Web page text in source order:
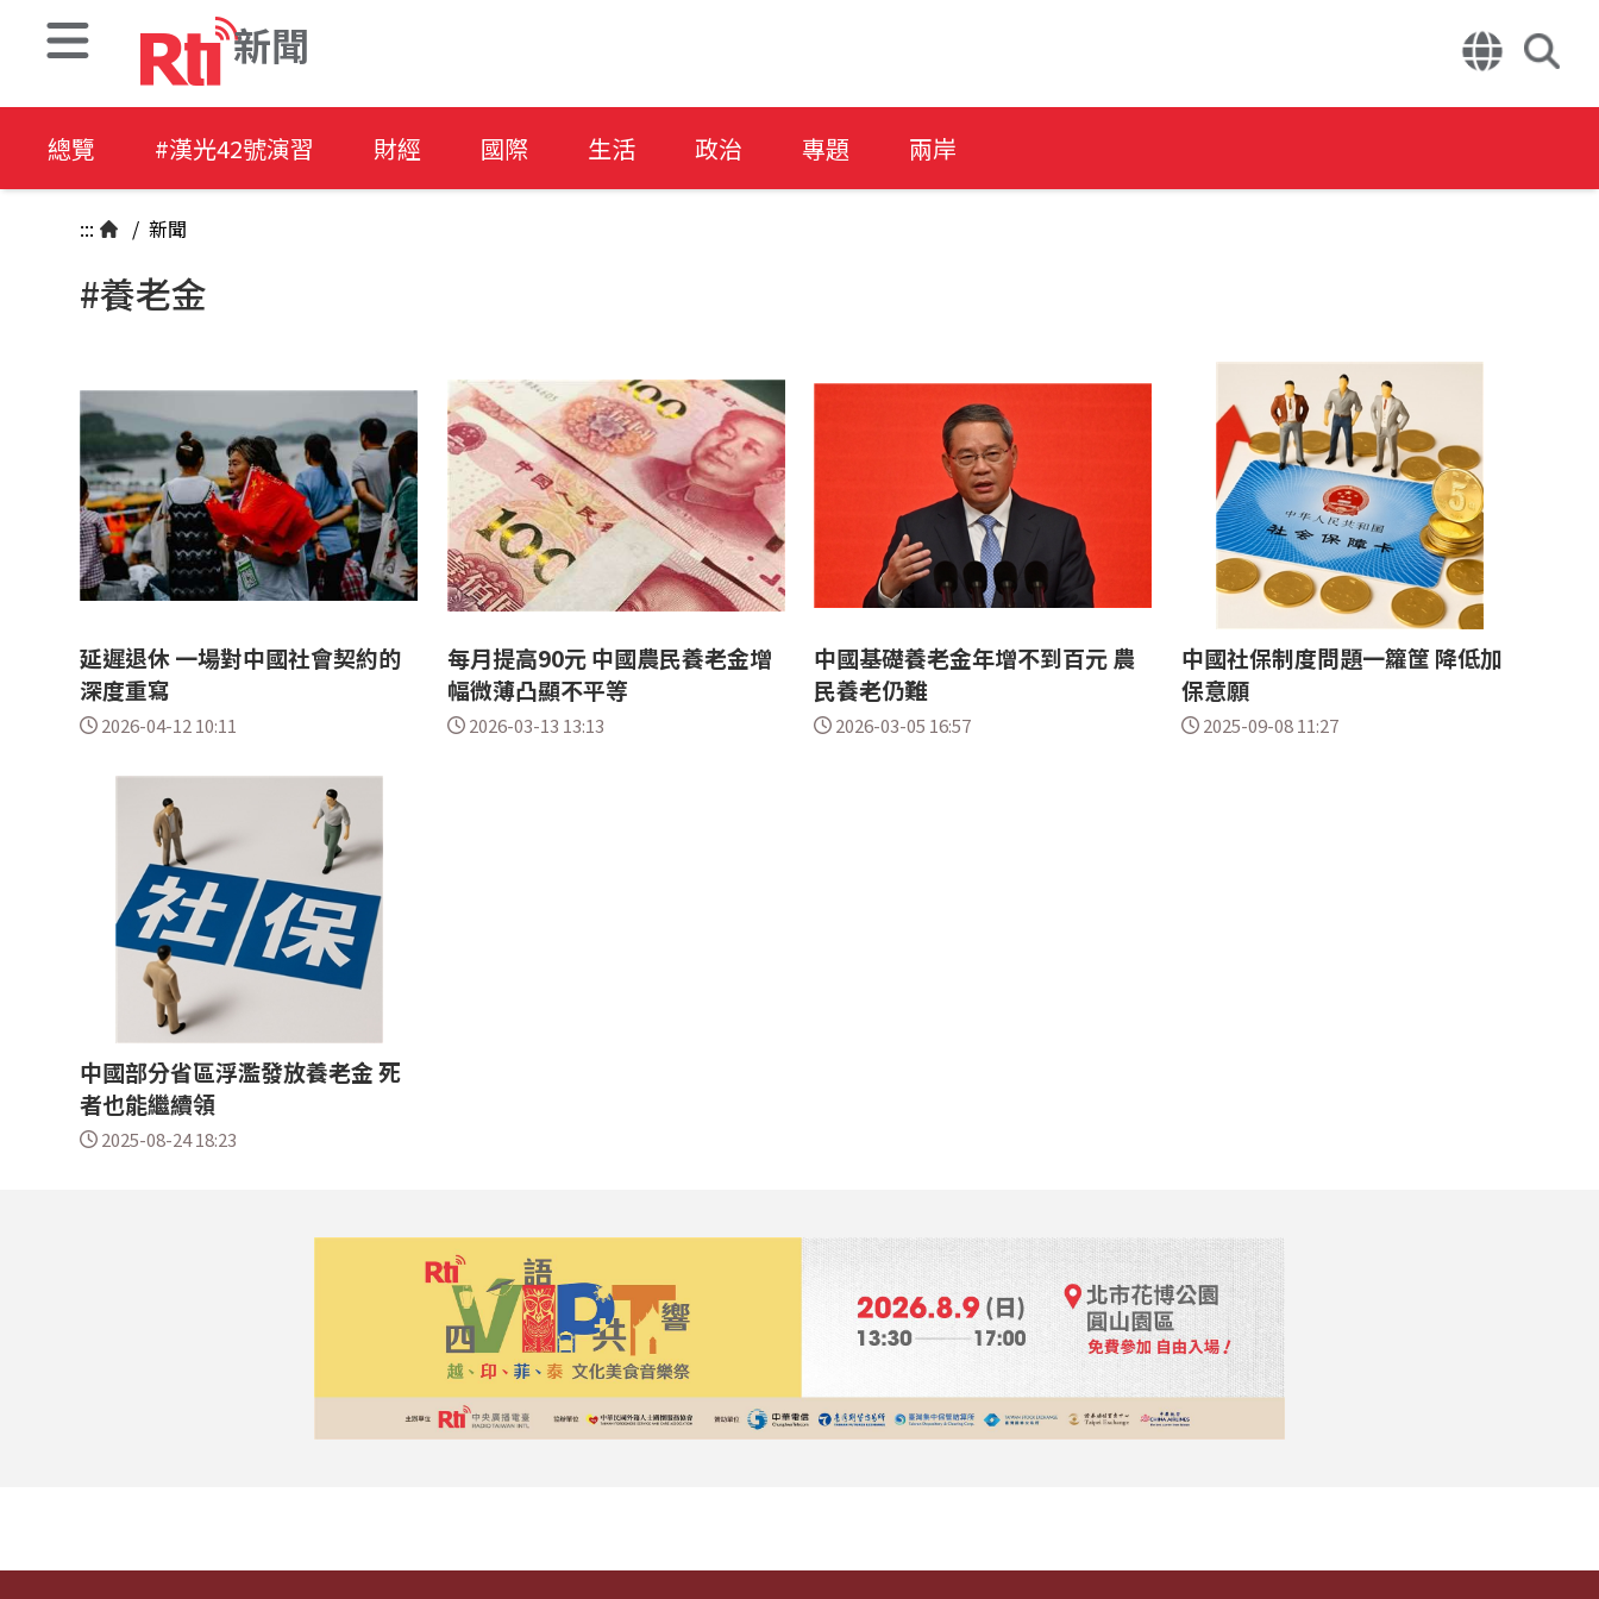
新聞
總覽 #漢光42號演習 財經 國際 生活 政治 專題 兩岸
::: / 新聞
#養老金
延遲退休 一場對中國社會契約的
深度重寫
2026-04-12 10:11
每月提高90元 中國農民養老金增
幅微薄凸顯不平等
2026-03-13 13:13
中國基礎養老金年增不到百元 農
民養老仍難
2026-03-05 16:57
中國社保制度問題一籮筐 降低加
保意願
2025-09-08 11:27
中國部分省區浮濫發放養老金 死
者也能繼續領
2025-08-24 18:23